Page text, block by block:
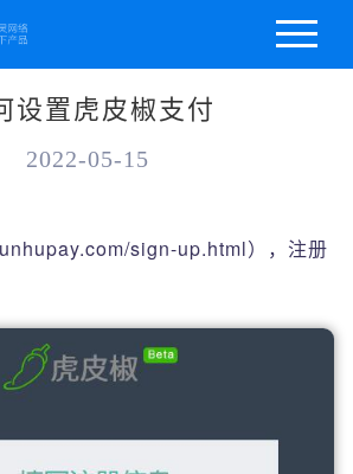
设置虎皮椒支付
2022-05-15
sign-up.html），注册